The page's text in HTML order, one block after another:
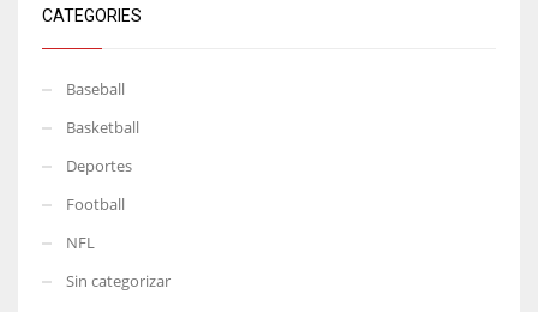
CATEGORIES
Baseball
Basketball
Deportes
Football
NFL
Sin categorizar